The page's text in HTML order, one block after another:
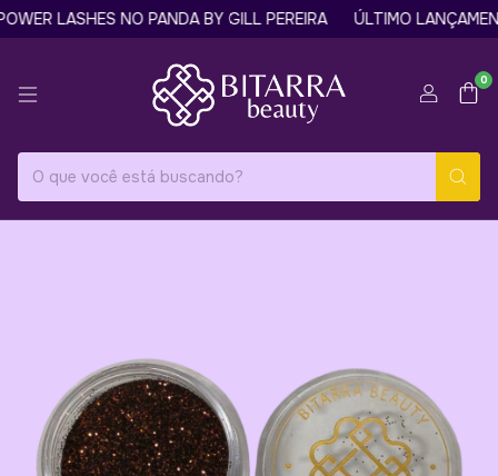
LASHES NO PANDA BY GILL PEREIRA ÚLTIMO
0